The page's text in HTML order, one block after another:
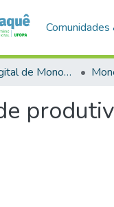
Comunidades
Biblioteca Digital de Monografias (BDM)